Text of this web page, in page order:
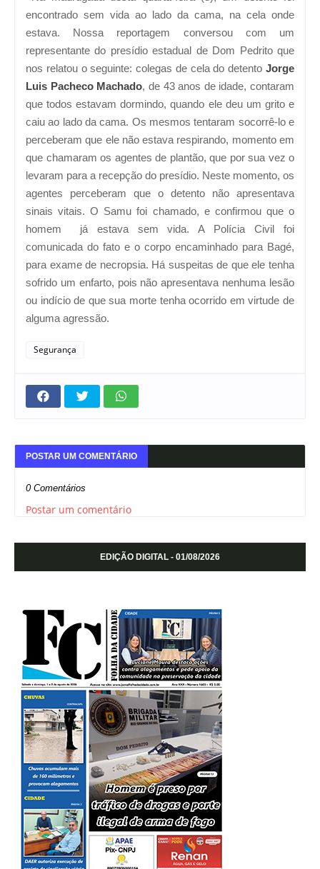
encontrado sem vida ao lado da cama, na cela onde
estava. Nossa reportagem conversou com um
representante do presídio estadual de Dom Pedrito que
nos relatou o seguinte: colegas de cela do detento Jorge
Luis Pacheco Machado, de 43 anos de idade, contaram
que todos estavam dormindo, quando ele deu um grito e
caiu ao lado da cama. Os mesmos tentaram socorrê-lo e
perceberam que ele não estava respirando, momento em
que chamaram os agentes de plantão, que por sua vez o
levaram para a recepção do presídio. Neste momento, os
agentes perceberam que o detento não apresentava
sinais vitais. O Samu foi chamado, e confirmou que o
homem já estava sem vida. A Polícia Civil foi
comunicada do fato e o corpo encaminhado para Bagé,
para exame de necropsia. Há suspeitas de que ele tenha
sofrido um enfarto, pois não apresentava nenhuma lesão
ou indício de que sua morte tenha ocorrido em virtude de
alguma agressão.
Segurança
POSTAR UM COMENTÁRIO
0 Comentários
Postar um comentário
EDIÇÃO DIGITAL - 01/08/2026